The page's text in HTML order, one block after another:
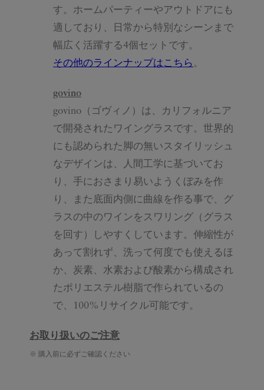
す。ホームパーティーやアウトドアにも
適しており、日常から特別なシーンまで
幅広く活躍する4個セットです。
その他のラインナップはこちら 。
govino
govino（ゴヴィノ）は、カリフォルニア
で開発されたワイングラスです。世界的
にも認められた脚の無いスタイリッシュ
なデザインは、人間工学に基づいてお
り、手におさまり易いようくぼみを作
り、また底面内側に曲線を作る事で、グ
ラスの中のワインをスワリング（グラス
を回す）しやすくしています。伸縮性が
あって割れず、洗って何度でも使えるほ
か、炭素、水素および酸素から構成され
たポリエステル樹脂で作られているの
で、100%リサイクル可能です。
お取り扱いのご注意
※ 購入前に必ずご確認ください